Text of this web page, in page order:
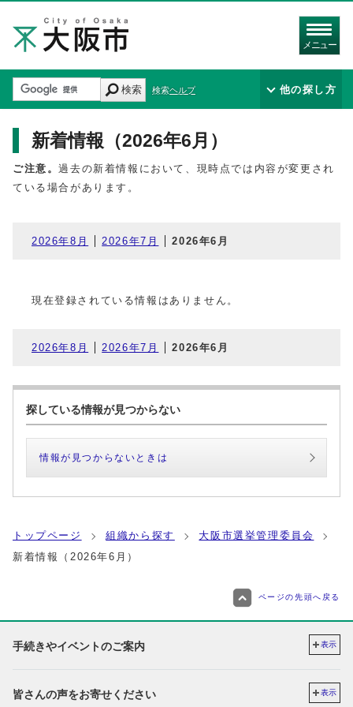
メニュー
検索 検索ヘルプ 他の探し方
新着情報（2026年6月）
ご注意。過去の新着情報において、現時点では内容が変更され
ている場合があります。
2026年8月 2026年7月 2026年6月
現在登録されている情報はありません。
2026年8月 2026年7月 2026年6月
探している情報が見つからない
情報が見つからないときは
トップページ 組織から探す
大阪市選挙管理委員会
新着情報（2026年6月）
ページの先頭へ戻る
手続きやイベントのご案内 表示
皆さんの声をお寄せください 表示